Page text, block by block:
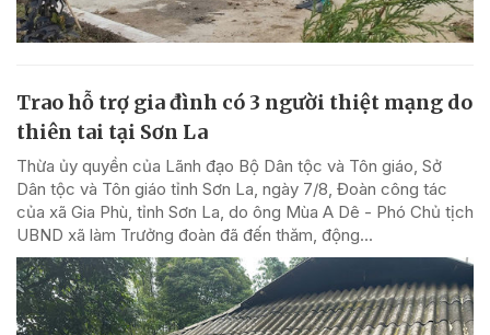
Trao hỗ trợ gia đình có 3 người thiệt mạng do
thiên tai tại Sơn La
Thừa ủy quyền của Lãnh đạo Bộ Dân tộc và Tôn giáo, Sở
Dân tộc và Tôn giáo tỉnh Sơn La, ngày 7/8, Đoàn công tác
của xã Gia Phù, tỉnh Sơn La, do ông Mùa A Dê - Phó Chủ tịch
UBND xã làm Trưởng đoàn đã đến thăm, động...